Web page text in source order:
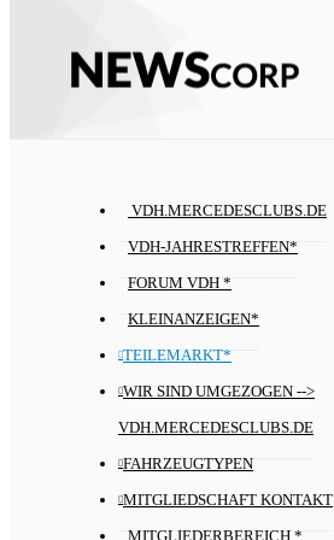
VDH.MERCEDESCLUBS.DE
VDH-JAHRESTREFFEN*
FORUM VDH *
KLEINANZEIGEN*
TEILEMARKT*
WIR SIND UMGEZOGEN -->
VDH.MERCEDESCLUBS.DE
FAHRZEUGTYPEN
MITGLIEDSCHAFT KONTAKT
MITGLIEDERBEREICH *